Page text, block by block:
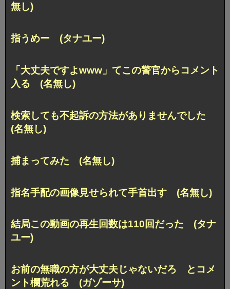
無し)
指うめー (タナユー)
「大丈夫ですよwww」てこの警官からコメント
入る (名無し)
検索しても不起訴の方法がありませんでした
(名無し)
捕まってみた (名無し)
指名手配の画像見せられて手首出す (名無し)
結局この動画の再生回数は110回だった (タナ
ユー)
お前の無職の方が大丈夫じゃないだろ とコメ
ント欄荒れる (ガゾーサ)